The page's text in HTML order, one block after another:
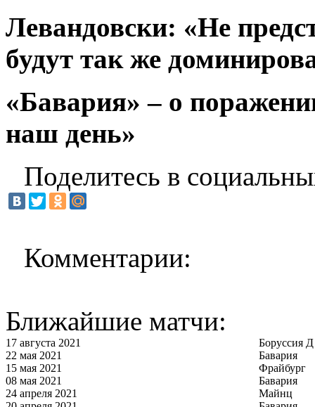
Левандовски: «Не
будут так же
«Бавария» – о
наш день»
Поделитесь в
Комментарии:
Ближайшие матчи:
17 августа 2021
Боруссия Д
22 мая 2021
Бавария
15 мая 2021
Фрайбург
08 мая 2021
Бавария
24 апреля 2021
Майнц